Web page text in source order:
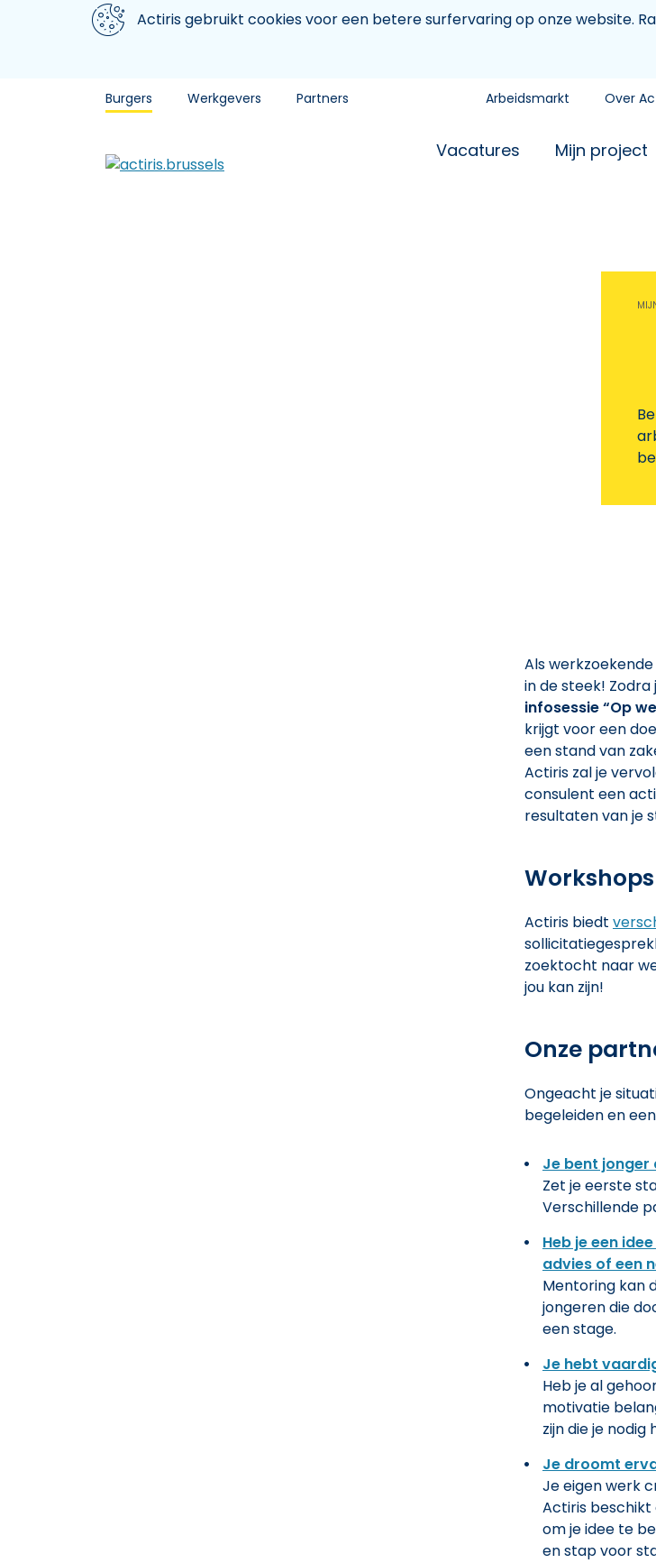
Aller au contenu principal
We gebruiken cookiesActiris gebruikt cookies voor een betere surfervaring op onze website.
Burgers Werkgevers Partners Arbeidsmarkt Over
Vacatures Mijn project
Als
in de steek!
infosessie “Op
krijgt voor een
een stand van
Actiris zal je
consulent een
resultaten van je
Actiris biedt
zoektocht naar
jou kan zijn!
Onze
Ongeacht je
begeleiden en
Je bent jonger
Zet je eerste
Verschillende
Heb je een
advies of een
Mentoring kan
jongeren die
een stage.
Je hebt
Heb je al
motivatie
zijn die je
Je droomt
Je eigen werk
Actiris
om je idee te
en stap voor